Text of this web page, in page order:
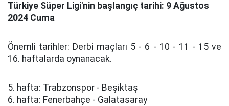
Türkiye Süper Ligi'nin başlangıç tarihi: 9 Ağustos
2024 Cuma
Önemli tarihler: Derbi maçları 5 - 6 - 10 - 11 - 15 ve
16. haftalarda oynanacak.
5. hafta: Trabzonspor - Beşiktaş
6. hafta: Fenerbahçe - Galatasaray